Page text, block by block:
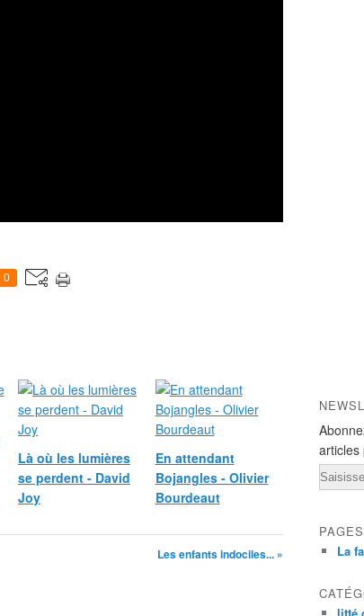
0
Là où les lumières
se perdent - David
Joy
En attendant
Bojangles - Olivier
Bourdeaut
Les enfants indociles... »
articles
Email
PAGES
La